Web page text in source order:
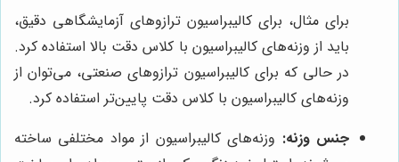
برای مثال، برای کالیبراسیون ترازوهای آزمایشگاهی دقیق،
باید از وزنه‌های کالیبراسیون با کلاس دقت بالا استفاده کرد.
در حالی که برای کالیبراسیون ترازوهای صنعتی، می‌توان از
وزنه‌های کالیبراسیون با کلاس دقت پایین‌تر استفاده کرد.
جنس وزنه: وزنه‌های کالیبراسیون از مواد مختلفی ساخته